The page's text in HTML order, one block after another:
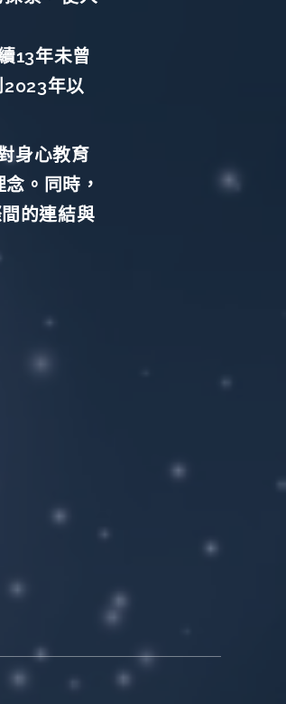
13年未曾
年以
身心教育
。 同時，
的連結與